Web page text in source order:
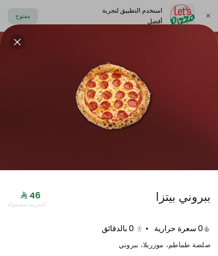
https://www.letspizza.sa/admin/promotion
استخدم التطبيق لتجربة
أفضل
مفتوح
جديدنا
ببروني بيتزا الضريبة مشمولة
0 سعرة حرارية •
0 بالدقائق
صلصة طماطم، موزريلا، ببروني